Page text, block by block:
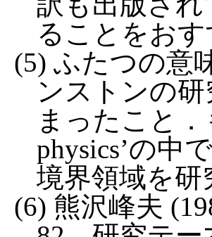
ることをお
(5) ふたつの意
ンストンの
まったこと
physics’の中
境界領域を
(6) 熊沢峰夫